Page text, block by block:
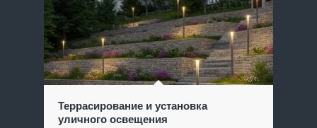
Террасирование и установка
уличного освещения